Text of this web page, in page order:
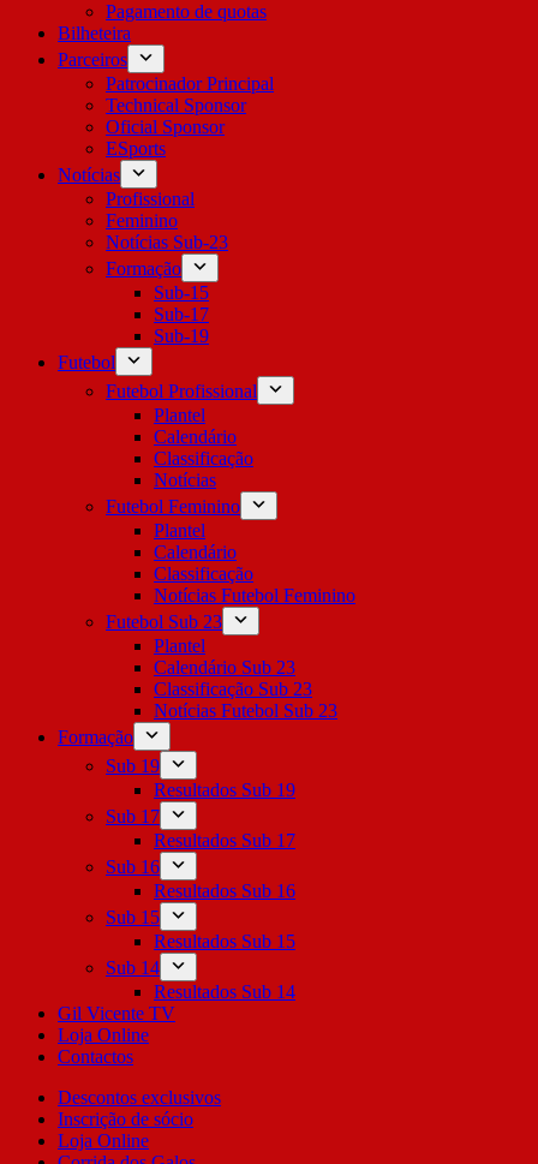
Pagamento de quotas
Bilheteira
Parceiros
Patrocinador Principal
Technical Sponsor
Oficial Sponsor
ESports
Notícias
Profissional
Feminino
Notícias Sub-23
Formação
Sub-15
Sub-17
Sub-19
Futebol
Futebol Profissional
Plantel
Calendário
Classificação
Notícias
Futebol Feminino
Plantel
Calendário
Classificação
Notícias Futebol Feminino
Futebol Sub 23
Plantel
Calendário Sub 23
Classificação Sub 23
Notícias Futebol Sub 23
Formação
Sub 19
Resultados Sub 19
Sub 17
Resultados Sub 17
Sub 16
Resultados Sub 16
Sub 15
Resultados Sub 15
Sub 14
Resultados Sub 14
Gil Vicente TV
Loja Online
Contactos
Descontos exclusivos
Inscrição de sócio
Loja Online